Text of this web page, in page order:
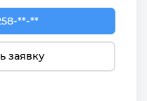
36-77
**-**
заявку